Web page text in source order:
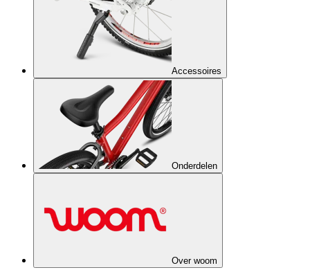
Accessoires
Onderdelen
Over woom